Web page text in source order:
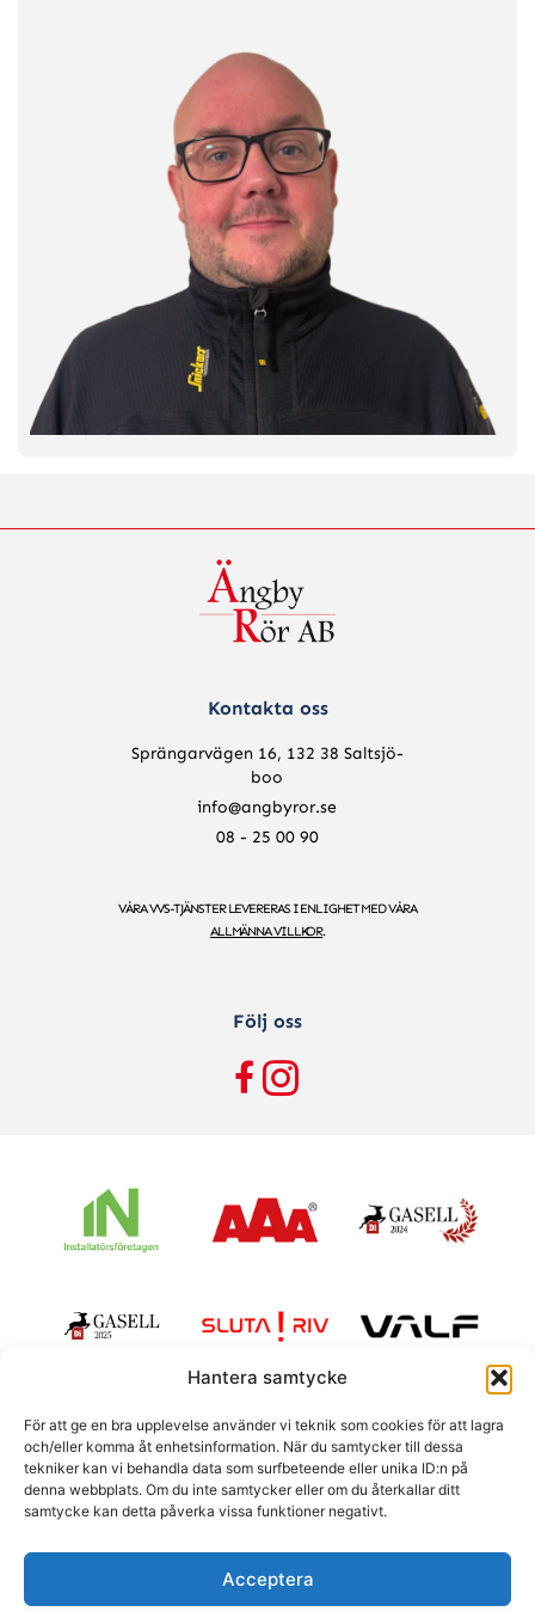
Hantera samtycke
För att ge en bra upplevelse använder vi teknik som cookies för att lagra
och/eller komma åt enhetsinformation. När du samtycker till dessa
tekniker kan vi behandla data som surfbeteende eller unika ID:n på
denna webbplats. Om du inte samtycker eller om du återkallar ditt
samtycke kan detta påverka vissa funktioner negativt.
Acceptera
Kontakta oss
Sprängarvägen 16, 132 38 Saltsjö-
boo
info@angbyror.se
08 - 25 00 90
VÅRA VVS-TJÄNSTER LEVERERAS I ENLIGHET MED VÅRA
ALLMÄNNA VILLKOR.
Följ oss
©2026 Ängby Rör